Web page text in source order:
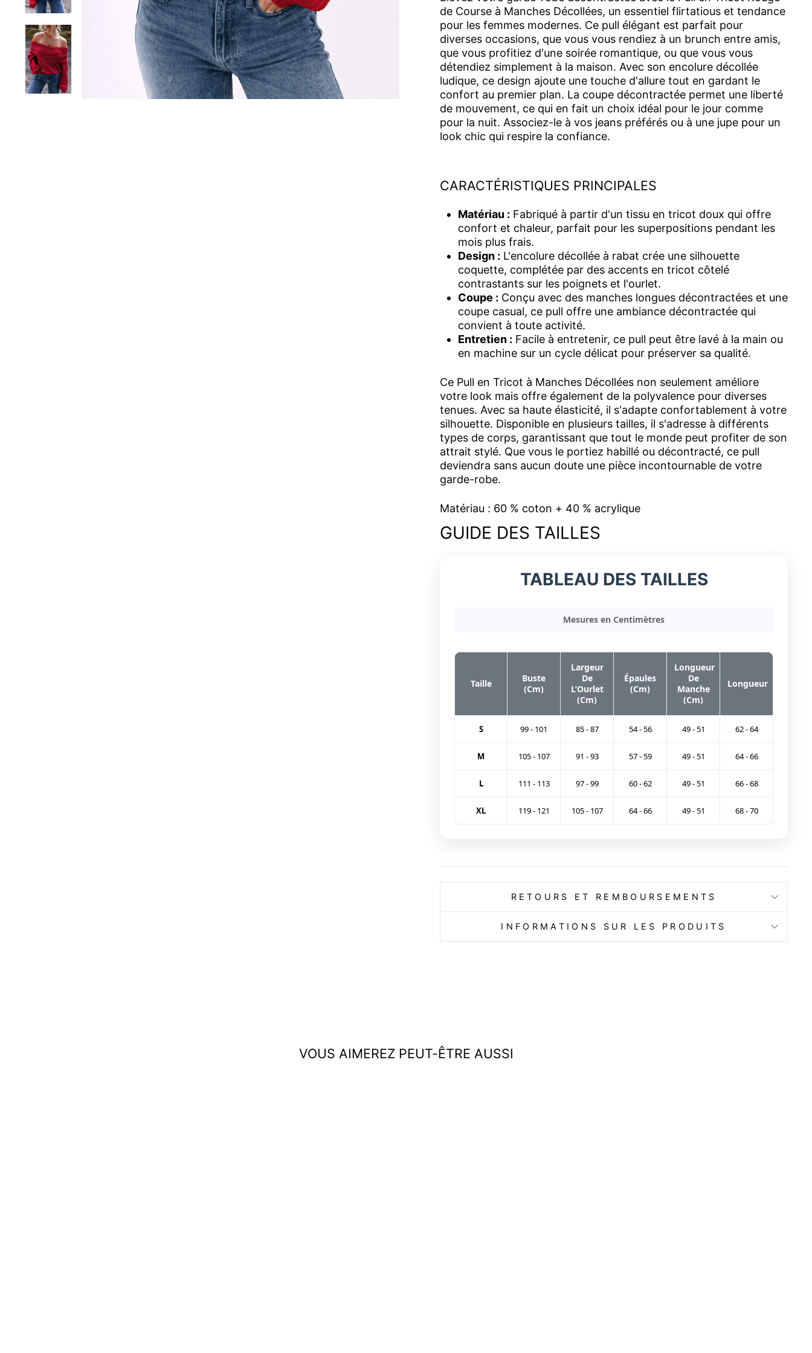
de Course à Manches Décollées, un essentiel flirtatious et tendance
pour les femmes modernes. Ce pull élégant est parfait pour
diverses occasions, que vous vous rendiez à un brunch entre amis,
que vous profitiez d'une soirée romantique, ou que vous vous
détendiez simplement à la maison. Avec son encolure décollée
ludique, ce design ajoute une touche d'allure tout en gardant le
confort au premier plan. La coupe décontractée permet une liberté
de mouvement, ce qui en fait un choix idéal pour le jour comme
pour la nuit. Associez-le à vos jeans préférés ou à une jupe pour un
look chic qui respire la confiance.
CARACTÉRISTIQUES PRINCIPALES
Matériau : Fabriqué à partir d'un tissu en tricot doux qui offre
confort et chaleur, parfait pour les superpositions pendant les
mois plus frais.
Design : L'encolure décollée à rabat crée une silhouette
coquette, complétée par des accents en tricot côtelé
contrastants sur les poignets et l'ourlet.
Coupe : Conçu avec des manches longues décontractées et une
coupe casual, ce pull offre une ambiance décontractée qui
convient à toute activité.
Entretien : Facile à entretenir, ce pull peut être lavé à la main ou
en machine sur un cycle délicat pour préserver sa qualité.
Ce Pull en Tricot à Manches Décollées non seulement améliore
votre look mais offre également de la polyvalence pour diverses
tenues. Avec sa haute élasticité, il s'adapte confortablement à votre
silhouette. Disponible en plusieurs tailles, il s'adresse à différents
types de corps, garantissant que tout le monde peut profiter de son
attrait stylé. Que vous le portiez habillé ou décontracté, ce pull
deviendra sans aucun doute une pièce incontournable de votre
garde-robe.
Matériau : 60 % coton + 40 % acrylique
GUIDE DES TAILLES
TABLEAU DES TAILLES
Mesures en Centimètres
Taille
Buste
(Cm)
Largeur
De
L’Ourlet
(Cm)
Épaules
(Cm)
Longueur
De
Manche
(Cm)
Longueur
S 99 - 101 85 - 87 54 - 56 49 - 51 62 - 64
M 105 - 107 91 - 93 57 - 59 49 - 51 64 - 66
L 111 - 113 97 - 99 60 - 62 49 - 51 66 - 68
XL 119 - 121 105 - 107 64 - 66 49 - 51 68 - 70
RETOURS ET REMBOURSEMENTS
INFORMATIONS SUR LES PRODUITS
VOUS AIMEREZ PEUT-ÊTRE AUSSI